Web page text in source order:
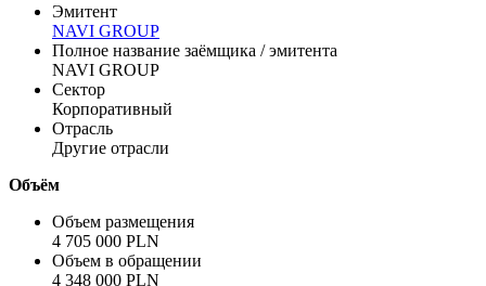
Эмитент
NAVI GROUP
Полное название заёмщика / эмитента
NAVI GROUP
Сектор
Корпоративный
Отрасль
Другие отрасли
Объём
Объем размещения
4 705 000 PLN
Объем в обращении
4 348 000 PLN